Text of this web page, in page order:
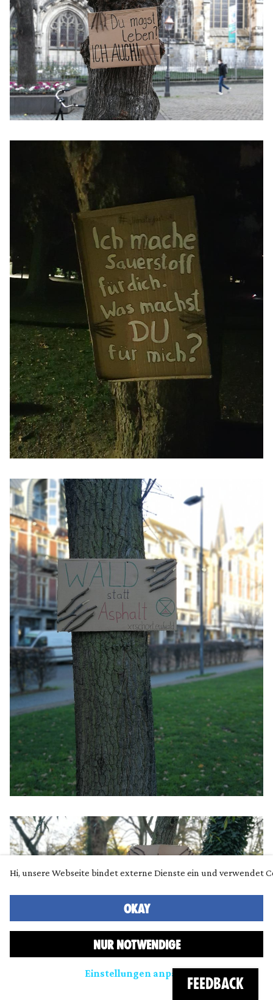
FEEDBACK
Hi, unsere Webseite bindet externe Dienste ein und verwendet
Einstellungen anpassen
NUR NOTWENDIGE
OKAY